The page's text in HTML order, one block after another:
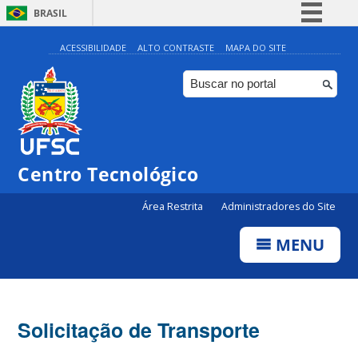
BRASIL
Simplifique!
Comunica BR
Participe
ACESSIBILIDADE ALTO CONTRASTE MAPA DO SITE
Centro Tecnológico
Área Restrita Administradores do Site
MENU
Solicitação de Transporte